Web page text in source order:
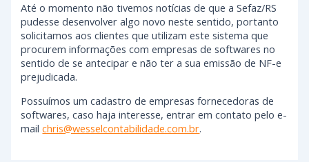
Até o momento não tivemos notícias de que a Sefaz/RS
pudesse desenvolver algo novo neste sentido, portanto
solicitamos aos clientes que utilizam este sistema que
procurem informações com empresas de softwares no
sentido de se antecipar e não ter a sua emissão de NF-e
prejudicada.
Possuímos um cadastro de empresas fornecedoras de
softwares, caso haja interesse, entrar em contato pelo e-
mailchris@wesselcontabilidade.com.br.